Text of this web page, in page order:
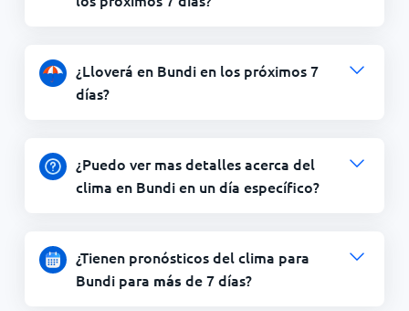
¿Lloverá en Bundi en los próximos 7
días?
¿Puedo ver mas detalles acerca del
clima en Bundi en un día específico?
¿Tienen pronósticos del clima para
Bundi para más de 7 días?